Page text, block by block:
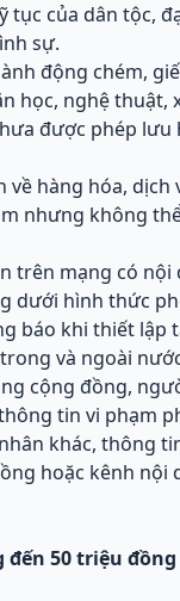
của dân tộc,
sự.
động chém,
học, nghệ
được phép
hàng hóa, dịch
nhưng không
trên mạng có nội
dưới hình thức
báo khi thiết
và ngoài
cộng đồng,
tin vi phạm
khác, thông
hoặc kênh nội
50 triệu đồng